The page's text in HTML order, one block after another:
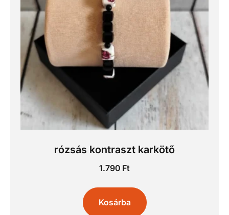
rózsás kontraszt karkötő
1.790 Ft
Kosárba